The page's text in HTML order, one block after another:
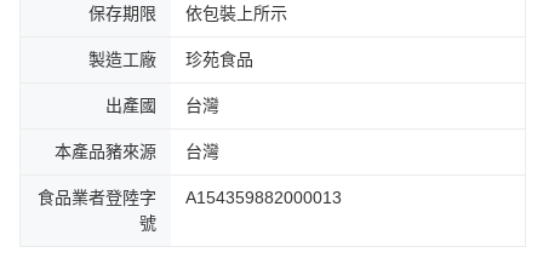
保存期限 依包裝上所示
製造工廠 珍苑食品
出產國 台灣
本產品豬來源 台灣
食品業者登陸字
號
A154359882000013